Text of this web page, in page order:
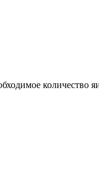
количество